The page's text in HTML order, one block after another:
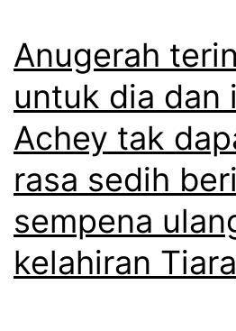
Anugerah
untuk dia dan
Achey tak
rasa sedih
sempena
kelahiran Tiara